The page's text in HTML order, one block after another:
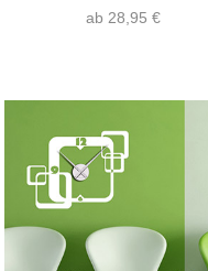
ab 28,95 €